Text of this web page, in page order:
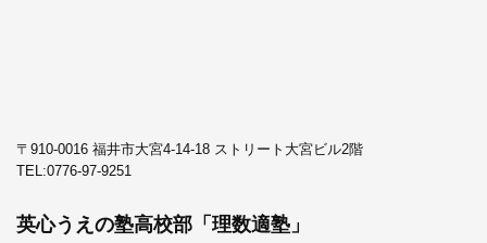
〒910-0016 福井市大宮4-14-18 ストリート大宮ビル2階
TEL:0776-97-9251
英心うえの塾高校部「理数適塾」